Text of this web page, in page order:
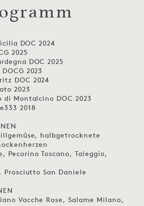
DOC 2024
2025
DOC 2025
2023
DOC 2024
2023
di Montalcino DOC 2023
2018
halbgetrocknete
Pecorino Toscano, Taleggio,
San Daniele
Vacche Rose, Salame Milano,